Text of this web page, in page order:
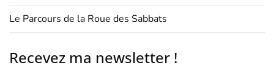
Le Parcours de la Roue des Sabbats
Recevez ma newsletter !